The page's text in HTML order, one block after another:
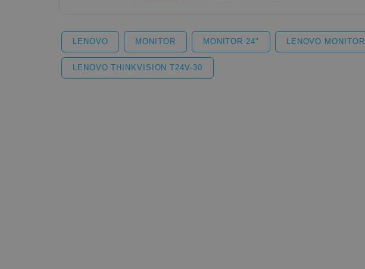
LENOVO MONITOR MONITOR 24" LENOVO MONITOR
LENOVO THINKVISION T24V-30